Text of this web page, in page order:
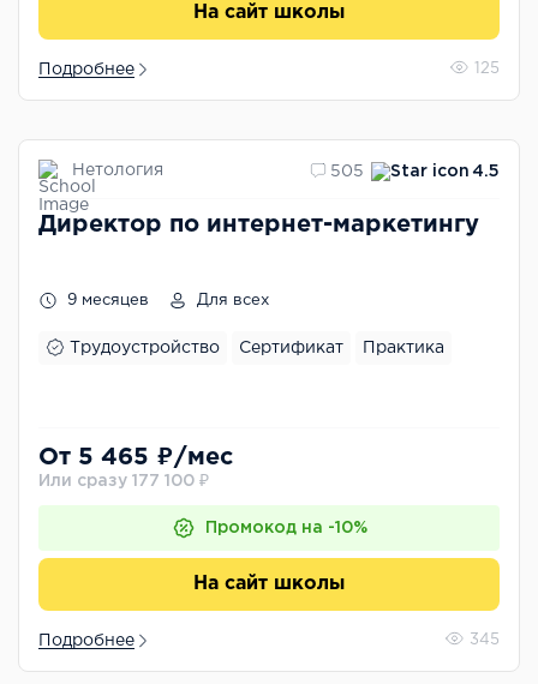
На сайт школы
Подробнее 125
Нетология 505 4.5
Директор по интернет-маркетингу
9 месяцев Для всех
Трудоустройство Сертификат Практика
От 5 465 ₽/мес
Или сразу 177 100 ₽
Промокод на -10%
На сайт школы
Подробнее 345